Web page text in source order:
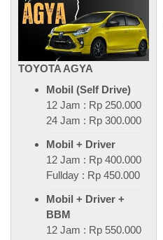
TOYOTA AGYA
Mobil (Self Drive)
12 Jam : Rp 250.000
24 Jam : Rp 300.000
Mobil + Driver
12 Jam : Rp 400.000
Fullday : Rp 450.000
Mobil + Driver +
BBM
12 Jam : Rp 550.000